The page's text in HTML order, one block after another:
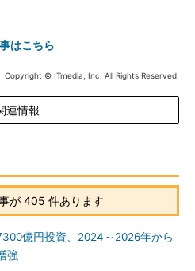
はこちら
Copyright © ITmedia, Inc. All Rights Reserved.
連情報
が 405 件あります
億円投資、2024～2026年から
強